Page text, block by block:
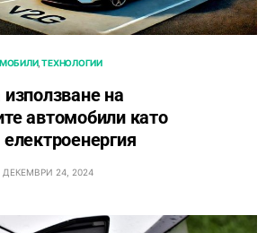
ТЕХНОЛОГИИ
на
автомобили като
ДЕКЕМВРИ 24, 2024